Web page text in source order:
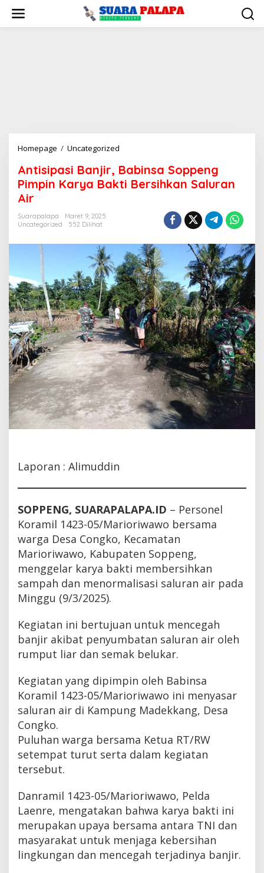
konten
Homepage / Uncategorized
Babinsa
Soppeng
Saluran
Air
Antisipasi Banjir, Babinsa Soppeng
Pimpin Karya Bakti Bersihkan Saluran
Air
Suarapalapa
Maret 9, 2025
Uncategorized
552 Dilihat
Laporan : Alimuddin
SOPPENG, SUARAPALAPA.ID – Personel
Koramil 1423-05/Marioriwawo bersama
warga Desa Congko, Kecamatan
Marioriwawo, Kabupaten Soppeng,
menggelar karya bakti membersihkan
sampah dan menormalisasi saluran air pada
Minggu (9/3/2025).
Kegiatan ini bertujuan untuk mencegah
banjir akibat penyumbatan saluran air oleh
rumput liar dan semak belukar.
Kegiatan yang dipimpin oleh Babinsa
Koramil 1423-05/Marioriwawo ini menyasar
saluran air di Kampung Madekkang, Desa
Congko.
Puluhan warga bersama Ketua RT/RW
setempat turut serta dalam kegiatan
tersebut.
Danramil 1423-05/Marioriwawo, Pelda
Laenre, mengatakan bahwa karya bakti ini
merupakan upaya bersama antara TNI dan
masyarakat untuk menjaga kebersihan
lingkungan dan mencegah terjadinya banjir.